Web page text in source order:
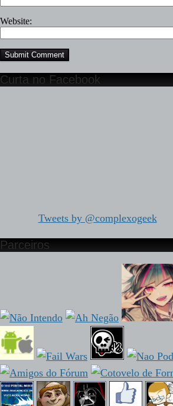
Website:
Curta no Facebook
Tweets by @complexogeek
Parceiros